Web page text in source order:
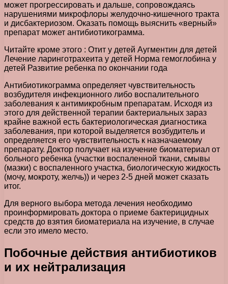
может прогрессировать и дальше, сопровождаясь
нарушениями микрофлоры желудочно-кишечного тракта
и дисбактериозом. Оказать помощь выяснить «верный»
препарат может антибиотикограмма.
Читайте кроме этого : Отит у детей Аугментин для детей
Лечение ларинготрахеита у детей Норма гемоглобина у
детей Развитие ребенка по окончании года
Антибиотикограмма определяет чувствительность
возбудителя инфекционного либо воспалительного
заболевания к антимикробным препаратам. Исходя из
этого для действенной терапии бактериальных зараз
крайне важной есть бактериологическая диагностика
заболевания, при которой выделяется возбудитель и
определяется его чувствительность к назначаемому
препарату. Доктор получает на изучение биоматериал от
больного ребенка (участки воспаленной ткани, смывы
(мазки) с воспаленного участка, биологическую жидкость
(мочу, мокроту, желчь)) и через 2-5 дней может сказать
итог.
Для верного выбора метода лечения необходимо
проинформировать доктора о приеме бактерицидных
средств до взятия биоматериала на изучение, в случае
если это имело место.
Побочные действия антибиотиков
и их нейтрализация